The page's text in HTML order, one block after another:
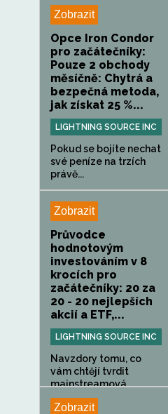
Zobrazit
Opce Iron Condor
pro začátečníky:
Pouze 2 obchody
měsíčně: Chytrá a
bezpečná metoda,
jak získat 25 %...
LIGHTNING SOURCE INC
Pokud se bojíte nechat
své peníze na trzích
právě...
Zobrazit
Průvodce
hodnotovým
investováním v 8
krocích pro
začátečníky: 20 za
20 - 20 nejlepších
akcií a ETF,...
LIGHTNING SOURCE INC
Navzdory tomu, co
vám chtějí tvrdit
mainstreamová...
Zobrazit